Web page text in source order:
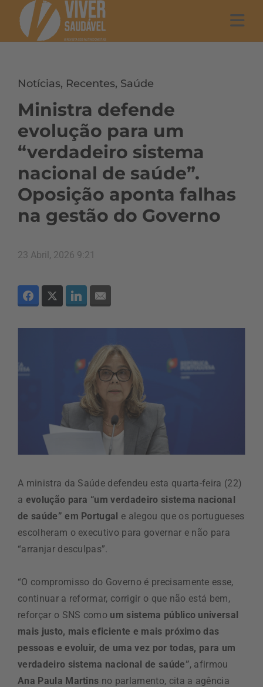
Notícias, Recentes, Saúde
Ministra defende
evolução para um
“verdadeiro sistema
nacional de saúde”.
Oposição aponta falhas
na gestão do Governo
23 Abril, 2026 9:21
A ministra da Saúde defendeu esta quarta-feira (22)
a evolução para “um verdadeiro sistema nacional
de saúde” em Portugal e alegou que os portugueses
escolheram o executivo para governar e não para
“arranjar desculpas”.
“O compromisso do Governo é precisamente esse,
continuar a reformar, corrigir o que não está bem,
reforçar o SNS como um sistema público universal
mais justo, mais eficiente e mais próximo das
pessoas e evoluir, de uma vez por todas, para um
verdadeiro sistema nacional de saúde”, afirmou
Ana Paula Martins no parlamento, cita a agência